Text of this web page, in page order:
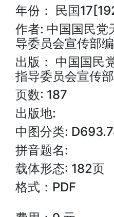
年份： 民国
作者: 中国国民党
导委员会宣传部编
出版： 中国国民
指导委员会宣传
页数: 187
出版地:
中图分类:
拼音题名:
载体形态: 182页
格式：PDF